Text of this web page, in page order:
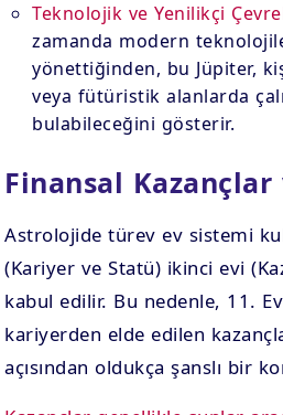
Teknolojik ve Yenilikçi
zamanda modern
yönettiğinden, bu Jüpiter,
veya fütüristik alanlarda
bulabileceğini gösterir.
Finansal
Astrolojide türev ev sistemi
(Kariyer ve Statü) ikinci evi
kabul edilir. Bu nedenle, 11.
kariyerden elde edilen
açısından oldukça şanslı bir